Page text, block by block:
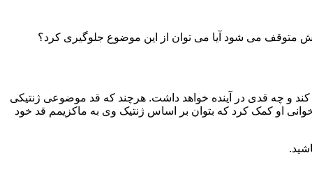
متوقف می شود آیا می توان از این موضوع جلوگیری کرد؟
کند و چه قدی در آینده خواهد داشت. هرچند که قد موضوعی ژنتیکی
او کمک کرد که بتوان بر اساس ژنتیک وی به ماکزیمم قد خود